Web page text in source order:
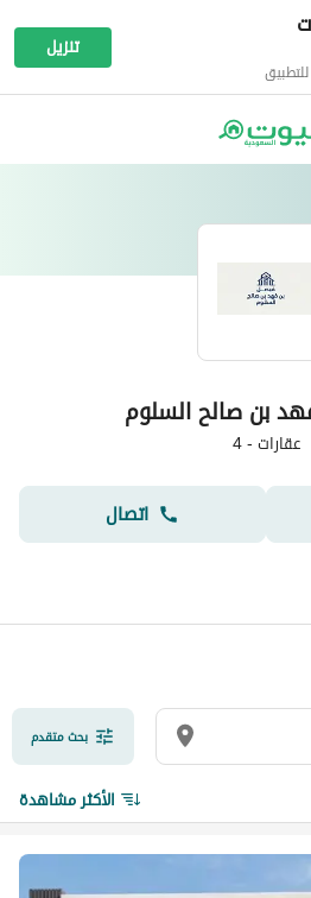
تنزيل
بن صالح السلوم
عقارات-
4
اتصال
بحث متقدم
الأكثر مشاهدة